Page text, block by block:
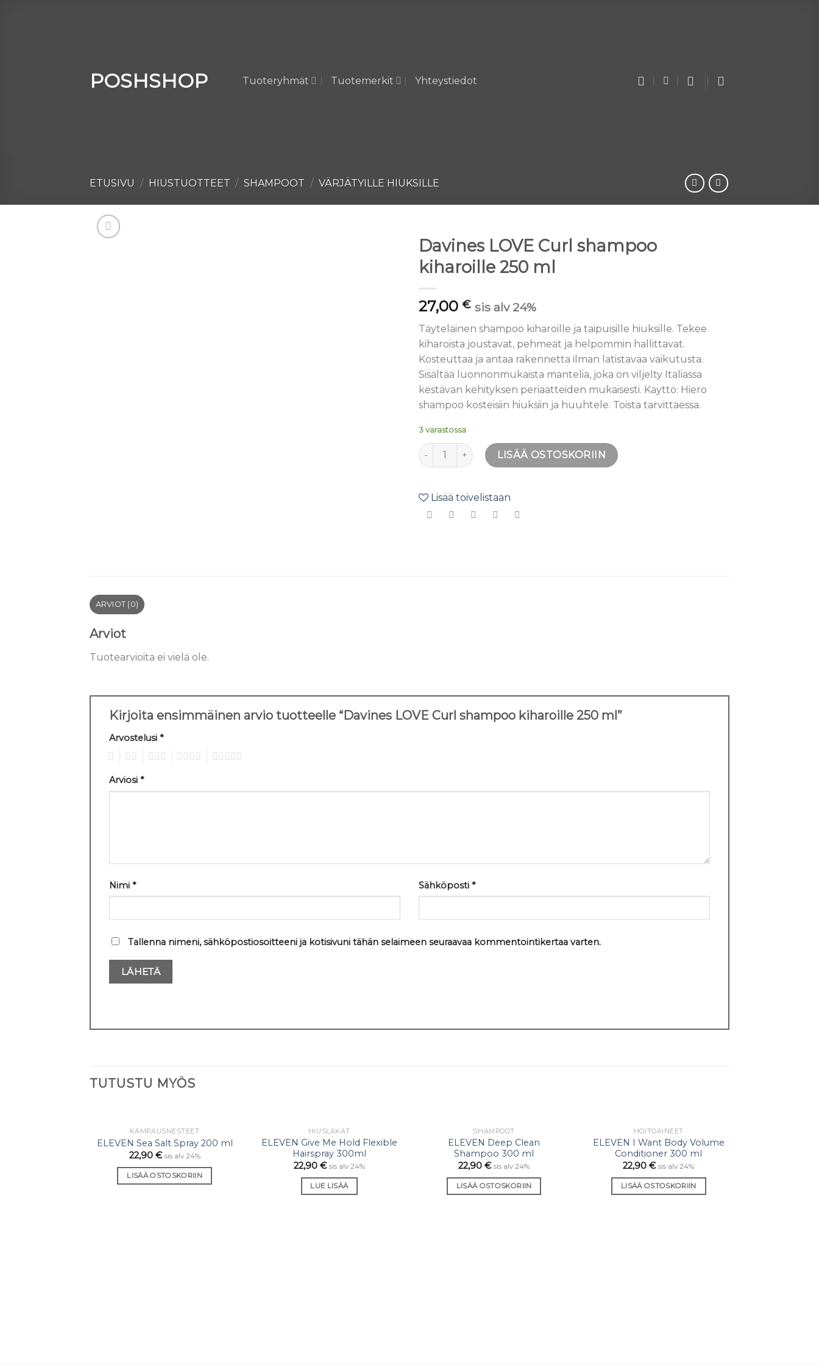
POSHSHOP Tuoteryhmät Tuotemerkit Yhteystiedot
ETUSIVU / HIUSTUOTTEET / SHAMPOOT / VÄRJÄTYILLE HIUKSILLE
Davines LOVE Curl shampoo
kiharoille 250 ml
27,00 € sis alv 24%
Täyteläinen shampoo kiharoille ja taipuisille hiuksille. Tekee
kiharoista joustavat, pehmeät ja helpommin hallittavat.
Kosteuttaa ja antaa rakennetta ilman latistavaa vaikutusta.
Sisältää luonnonmukaista mantelia, joka on viljelty Italiassa
kestävän kehityksen periaatteiden mukaisesti. Käyttö: Hiero
shampoo kosteisiin hiuksiin ja huuhtele. Toista tarvittaessa.
3 varastossa
Davines LOVE Curl shampoo kiharoille 250 ml määrä
LISÄÄ OSTOSKORIIN
Lisää toivelistaan
ARVIOT (0)
Arviot
Tuotearvioita ei vielä ole.
Kirjoita ensimmäinen arvio tuotteelle “Davines LOVE Curl shampoo kiharoille 250 ml”
Arvostelusi *
Arviosi *
Nimi * Sähköposti *
Tallenna nimeni, sähköpostiosoitteeni ja kotisivuni tähän selaimeen seuraavaa kommentointikertaa varten.
TUTUSTU MYÖS
Lisää
toivelistaan
KAMPAUSNESTEET
ELEVEN Sea Salt Spray 200 ml
22,90 € sis alv 24%
LISÄÄ OSTOSKORIIN
Lisää
toivelistaan
VARASTO LOPPU
HIUSLAKAT
ELEVEN Give Me Hold Flexible
Hairspray 300ml
22,90 € sis alv 24%
LUE LISÄÄ
Lisää
toivelistaan
SHAMPOOT
ELEVEN Deep Clean
Shampoo 300 ml
22,90€ sis alv 24%
LISÄÄ OSTOSKORIIN
Lisää
toivelistaan
HOITOAINEET
ELEVEN I Want Body Volume
Conditioner 300 ml
22,90€ sis alv 24%
LISÄÄ OSTOSKORIIN